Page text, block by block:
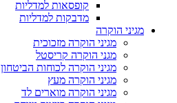
קופסאות למדליות
מדבקות למדליות
מגיני הוקרה
מגיני הוקרה מזכוכית
מגני הוקרה קריסטל
מגיני הוקרה לכוחות הביטחון
מגיני הוקרה מעץ
מגיני הוקרה מוארים לד